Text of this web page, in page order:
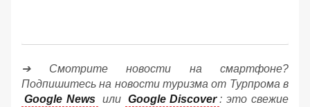
➔ Смотрите новости на смартфоне?
Подпишитесь на новости туризма от Турпрома в
Google News или Google Discover : это свежие